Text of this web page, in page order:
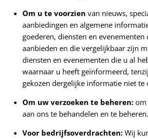
Om u te voorzien van nieuws,
aanbiedingen en algemene
goederen, diensten en evenementen
aanbieden en die vergelijkbaar zijn
diensten en evenementen die u al
waarnaar u heeft geïnformeerd,
gekozen dergelijke informatie niet te
Om uw verzoeken te beheren: om
aan ons te behandelen en te beheren.
Voor bedrijfsoverdrachten: Wij